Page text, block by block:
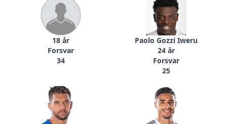
18 år
Forsvar
34
Paolo Gozzi Iweru
24 år
Forsvar
25